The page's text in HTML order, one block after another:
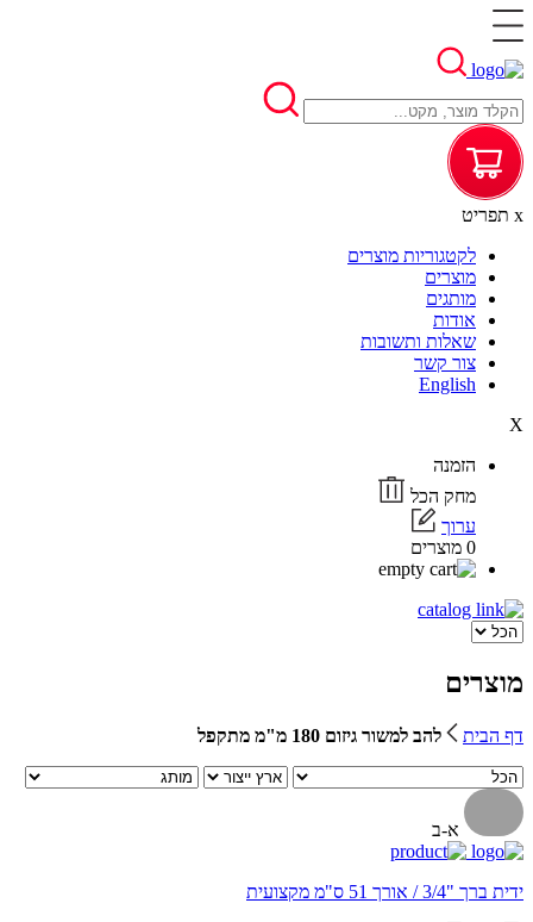
x תפריט
לקטגוריות מוצרים
מוצרים
מותגים
אודות
שאלות ותשובות
צור קשר
English
X
הזמנה
מחק הכל
ערוך
0 מוצרים
מוצרים
דף הבית להב למשור גיזום 180 מ"מ מתקפל
א-ב
ידית ברך "3/4 / אורך 51 ס"מ מקצועית